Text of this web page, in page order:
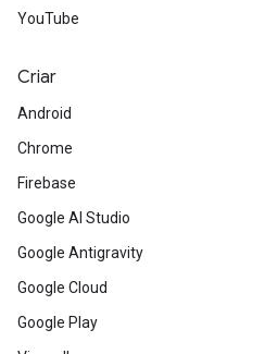
YouTube
Criar
Android
Chrome
Firebase
Google AI Studio
Google Antigravity
Google Cloud
Google Play